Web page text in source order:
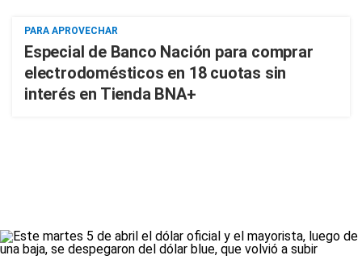
PARA APROVECHAR
Especial de Banco Nación para comprar
electrodomésticos en 18 cuotas sin
interés en Tienda BNA+